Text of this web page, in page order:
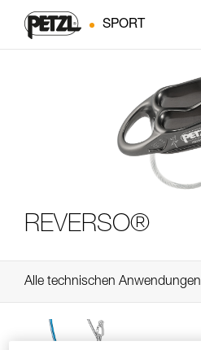
SPORT
REVERSO®
Alle technischen Anwendungen